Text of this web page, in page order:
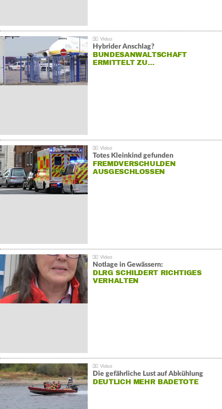
Hybrider Anschlag?
BUNDESANWALTSCHAFT
ERMITTELT ZU…
Totes Kleinkind gefunden
FREMDVERSCHULDEN
AUSGESCHLOSSEN
Notlage in Gewässern:
DLRG SCHILDERT RICHTIGES
VERHALTEN
Die gefährliche Lust auf Abkühlung
DEUTLICH MEHR BADETOTE